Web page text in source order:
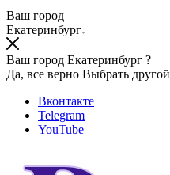
Ваш город
Екатеринбург
Ваш город Екатеринбург ?
Да, все верно Выбрать другой
Вконтакте
Telegram
YouTube